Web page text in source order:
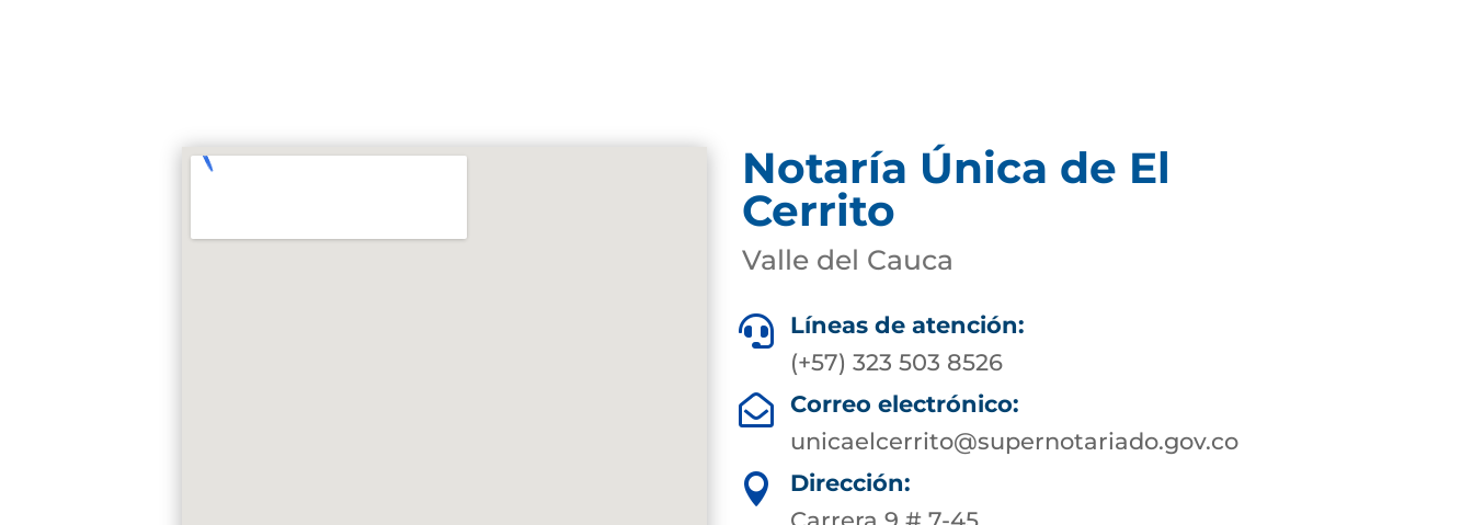
Notaría Única de El
Cerrito
Valle del Cauca

Líneas de atención:
(+57) 323 503 8526

Correo electrónico:
unicaelcerrito@supernotariado.gov.co

Dirección: